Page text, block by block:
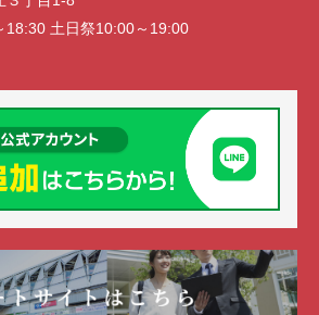
18:30 土日祭10:00～19:00